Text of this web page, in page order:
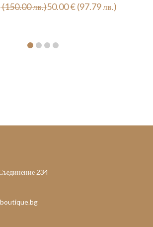
(150.00 лв.)Original
76.69 €
50.00€(97.79 лв.)
Текущата
50.00 €
234